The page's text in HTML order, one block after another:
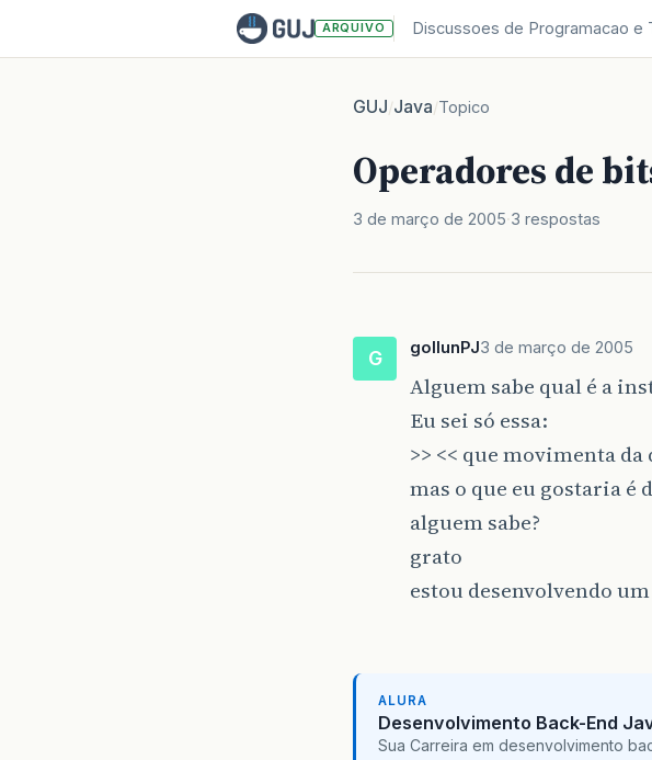
ARQUIVO Discussoes de Programacao e
GUJ/Java/Topico
Operadores de
3 de março de 2005 3 respostas
G gollunPJ3 de março de 2005
Alguem sabe qual é a
Eu sei só essa:
>> << que movimenta
mas o que eu gostaria
alguem sabe?
grato
estou desenvolvendo
ALURA
Desenvolvimento Back-End
Sua Carreira em desenvolvimento